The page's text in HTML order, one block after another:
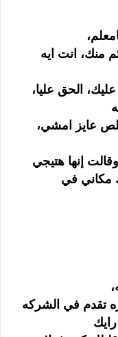
منك، انت ايه
الحق عليا،
عايز امشي،
إنها هتيجي
مكاني في
تقدم في الشركه